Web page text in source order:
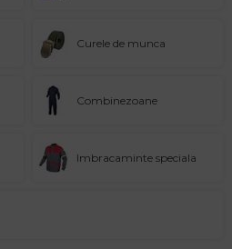
Curele de munca
Combinezoane
Imbracaminte speciala